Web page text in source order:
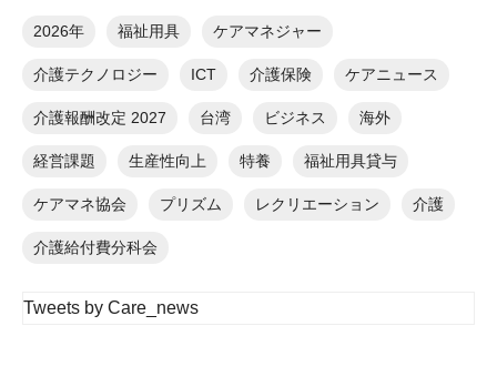
2026年 福祉用具 ケアマネジャー
介護テクノロジー ICT 介護保険 ケアニュース
介護報酬改定 2027 台湾 ビジネス 海外
経営課題 生産性向上 特養 福祉用具貸与
ケアマネ協会 プリズム レクリエーション 介護
介護給付費分科会
Tweets by Care_news